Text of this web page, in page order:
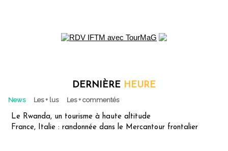
DERNIÈRE HEURE
News Les + lus Les + commentés
Le Rwanda, un tourisme à haute altitude
France, Italie : randonnée dans le Mercantour frontalier